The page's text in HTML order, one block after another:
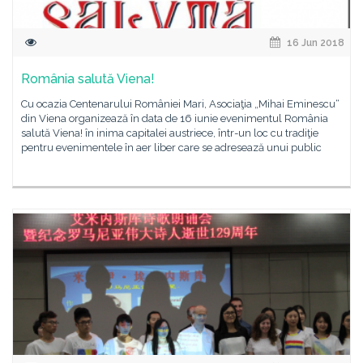
16 Jun 2018
România salută Viena!
Cu ocazia Centenarului României Mari, Asociaţia „Mihai Eminescu“
din Viena organizează în data de 16 iunie evenimentul România
salută Viena! în inima capitalei austriece, într-un loc cu tradiţie
pentru evenimentele în aer liber care se adresează unui public